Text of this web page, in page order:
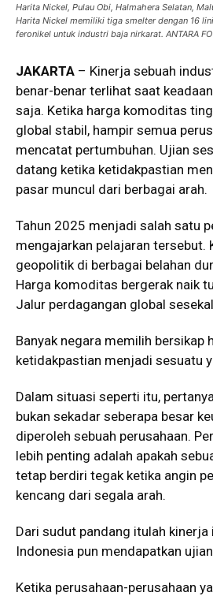
Harita Nickel, Pulau Obi, Halmahera Selatan,
Harita Nickel memiliki tiga smelter dengan 16
feronikel untuk industri baja nirkarat. ANTARA
JAKARTA – Kinerja sebuah
benar-benar terlihat saat
saja. Ketika harga komoditas
global stabil, hampir semua
mencatat pertumbuhan. Ujian
datang ketika ketidakpastian
pasar muncul dari berbagai arah.
Tahun 2025 menjadi salah satu
mengajarkan pelajaran tersebut.
geopolitik di berbagai belahan
Harga komoditas bergerak naik
Jalur perdagangan global
Banyak negara memilih bersikap
ketidakpastian menjadi sesuatu
Dalam situasi seperti itu,
bukan sekadar seberapa besar
diperoleh sebuah perusahaan.
lebih penting adalah apakah
tetap berdiri tegak ketika angin
kencang dari segala arah.
Dari sudut pandang itulah
Indonesia pun mendapatkan
Ketika perusahaan-perusahaan